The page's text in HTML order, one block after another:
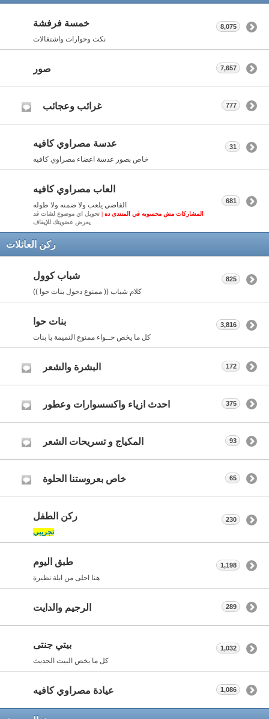
خمسة فرفشة
نكت وحوارات واشتغالات
8,075
صور 7,657
غرائب وعجائب 777
عدسة مصراوي كافيه
خاص بصور عدسة اعضاء مصراوي كافيه
31
العاب مصراوي كافيه
الفاضي يلعب ولا ضمنه ولا طوله
المشاركات مش محسوبه في المنتدى ده | تحويل اي موضوع لشات قد
يعرض عضويتك للإيقاف
681
ركن العائلات
شباب كوول
كلام شباب (( ممنوع دخول بنات حوا ))
825
بنات حوا
كل ما يخص حــواء ممنوع النميمة يا بنات
3,816
البشرة والشعر 172
احدث ازياء واكسسوارات وعطور 375
المكياج و تسريحات الشعر 93
خاص بعروستنا الحلوة 65
ركن الطفل
تجريبي
230
طبق اليوم
هنا احلى من ابلة نظيرة
1,198
الرجيم والدايت 289
بيتي جنتى
كل ما يخص البيت الحديث
1,032
عيادة مصراوي كافيه 1,086